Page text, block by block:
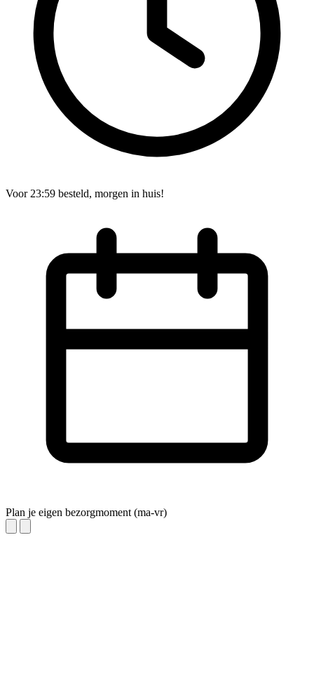
Voor 23:59 besteld, morgen in huis!
Plan je eigen bezorgmoment (ma-vr)